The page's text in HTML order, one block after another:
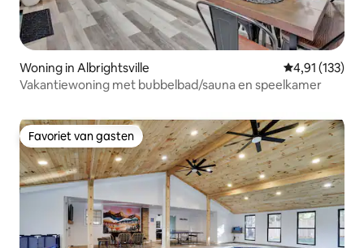
Woning in Albrightsville Gemiddelde
4,91 (133)
Vakantiewoning met bubbelbad/sauna en speelkamer
Favoriet van gasten
Favoriet van gasten